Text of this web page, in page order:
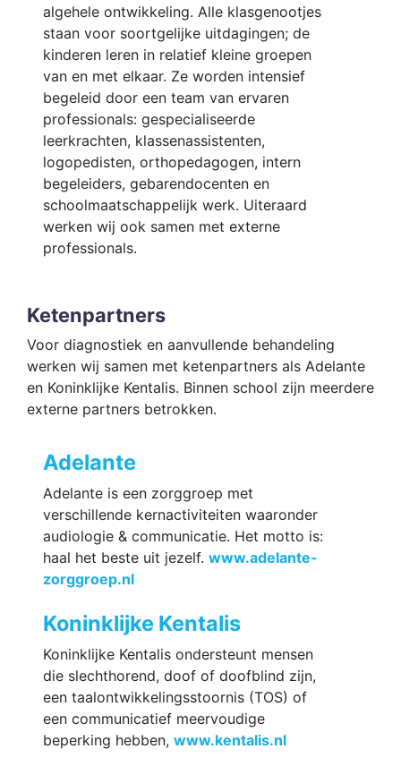
algehele ontwikkeling. Alle klasgenootjes
staan voor soortgelijke uitdagingen; de
kinderen leren in relatief kleine groepen
van en met elkaar. Ze worden intensief
begeleid door een team van ervaren
professionals: gespecialiseerde
leerkrachten, klassenassistenten,
logopedisten, orthopedagogen, intern
begeleiders, gebarendocenten en
schoolmaatschappelijk werk. Uiteraard
werken wij ook samen met externe
professionals.
Ketenpartners
Voor diagnostiek en aanvullende behandeling
werken wij samen met ketenpartners als Adelante
en Koninklijke Kentalis. Binnen school zijn meerdere
externe partners betrokken.
Adelante
Adelante is een zorggroep met
verschillende kernactiviteiten waaronder
audiologie & communicatie. Het motto is:
haal het beste uit jezelf. www.adelante-
zorggroep.nl
Koninklijke Kentalis
Koninklijke Kentalis ondersteunt mensen
die slechthorend, doof of doofblind zijn,
een taalontwikkelingsstoornis (TOS) of
een communicatief meervoudige
beperking hebben, www.kentalis.nl